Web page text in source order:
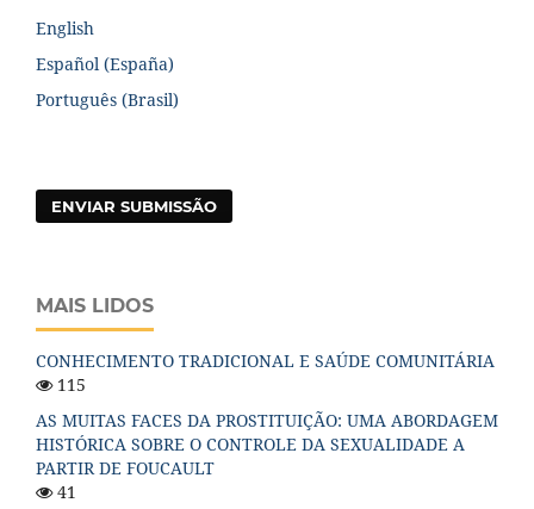
English
Español (España)
Português (Brasil)
ENVIAR SUBMISSÃO
MAIS LIDOS
CONHECIMENTO TRADICIONAL E SAÚDE COMUNITÁRIA
115
AS MUITAS FACES DA PROSTITUIÇÃO: UMA ABORDAGEM
HISTÓRICA SOBRE O CONTROLE DA SEXUALIDADE A
PARTIR DE FOUCAULT
41